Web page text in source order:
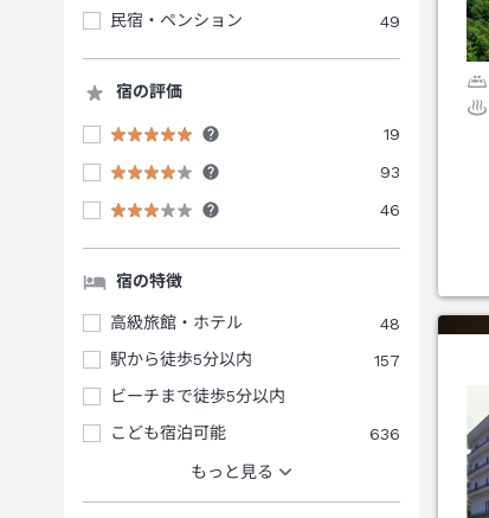
民宿・ペンション
49
宿の評価
19
93
46
宿の特徴
高級旅館・ホテル
48
駅から徒歩5分以内
157
ビーチまで徒歩5分以内
こども宿泊可能
636
もっと見る